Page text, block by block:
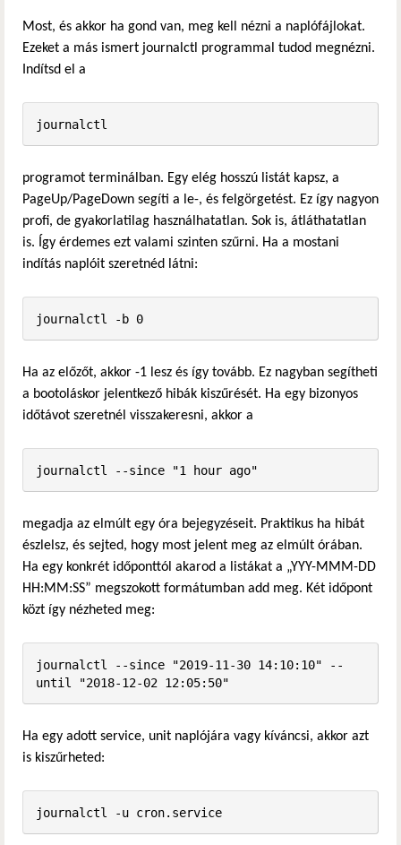
Most, és akkor ha gond van, meg kell nézni a naplófájlokat.
Ezeket a más ismert journalctl programmal tudod megnézni.
Indítsd el a
journalctl
programot terminálban. Egy elég hosszú listát kapsz, a
PageUp/PageDown segíti a le-, és felgörgetést. Ez így nagyon
profi, de gyakorlatilag használhatatlan. Sok is, átláthatatlan
is. Így érdemes ezt valami szinten szűrni. Ha a mostani
indítás naplóit szeretnéd látni:
journalctl -b 0
Ha az előzőt, akkor -1 lesz és így tovább. Ez nagyban segítheti
a bootoláskor jelentkező hibák kiszűrését. Ha egy bizonyos
időtávot szeretnél visszakeresni, akkor a
journalctl --since "1 hour ago"
megadja az elmúlt egy óra bejegyzéseit. Praktikus ha hibát
észlelsz, és sejted, hogy most jelent meg az elmúlt órában.
Ha egy konkrét időponttól akarod a listákat a „YYY-MMM-DD
HH:MM:SS” megszokott formátumban add meg. Két időpont
közt így nézheted meg:
journalctl --since "2019-11-30 14:10:10" --
until "2018-12-02 12:05:50"
Ha egy adott service, unit naplójára vagy kíváncsi, akkor azt
is kiszűrheted:
journalctl -u cron.service